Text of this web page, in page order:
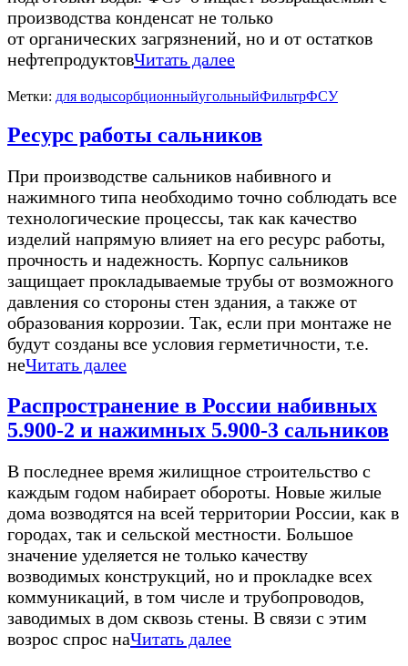
производства конденсат не только
от органических загрязнений, но и от остатков
нефтепродуктовЧитать далее
Метки: для водысорбционныйугольныйФильтрФСУ
Ресурс работы сальников
При производстве сальников набивного и
нажимного типа необходимо точно соблюдать все
технологические процессы, так как качество
изделий напрямую влияет на его ресурс работы,
прочность и надежность. Корпус сальников
защищает прокладываемые трубы от возможного
давления со стороны стен здания, а также от
образования коррозии. Так, если при монтаже не
будут созданы все условия герметичности, т.е.
неЧитать далее
Распространение в России набивных
5.900-2 и нажимных 5.900-3 сальников
В последнее время жилищное строительство с
каждым годом набирает обороты. Новые жилые
дома возводятся на всей территории России, как в
городах, так и сельской местности. Большое
значение уделяется не только качеству
возводимых конструкций, но и прокладке всех
коммуникаций, в том числе и трубопроводов,
заводимых в дом сквозь стены. В связи с этим
возрос спрос наЧитать далее